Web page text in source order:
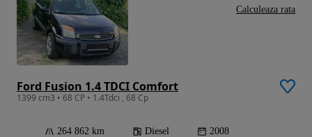
Ford Fusion 1.4 TDCI Comfort
1399 cm3 • 68 CP • 1.4Tdci , 68 Cp
264 862 km Diesel 2008
Calculeaza rata